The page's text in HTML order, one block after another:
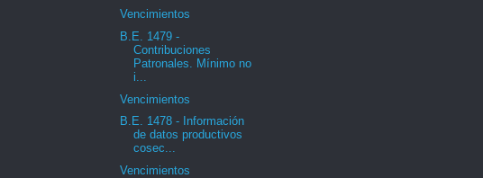
Vencimientos
B.E. 1479 -
Contribuciones
Patronales. Mínimo no
i...
Vencimientos
B.E. 1478 - Información
de datos productivos
cosec...
Vencimientos